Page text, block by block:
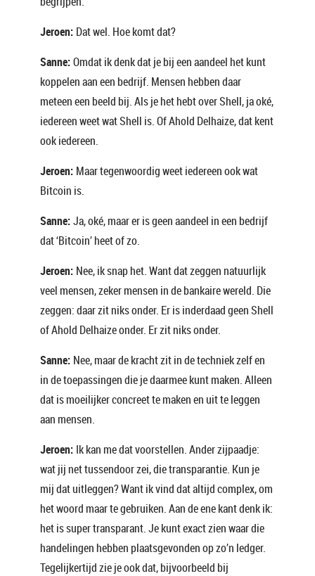
Jeroen: Dat wel. Hoe komt dat?
Sanne:Omdat ik denk dat je bij een aandeel het kunt
koppelen aan een bedrijf. Mensen hebben daar
meteen een beeld bij. Als je het hebt over Shell, ja oké,
iedereen weet wat Shell is. Of Ahold Delhaize, dat kent
ook iedereen.
Jeroen: Maar tegenwoordig weet iedereen ook wat
Bitcoin is.
Sanne:Ja, oké, maar er is geen aandeel in een bedrijf
dat ‘Bitcoin’ heet of zo.
Jeroen: Nee, ik snap het. Want dat zeggen natuurlijk
veel mensen, zeker mensen in de bankaire wereld. Die
zeggen: daar zit niks onder. Er is inderdaad geen Shell
of Ahold Delhaize onder. Er zit niks onder.
Sanne: Nee, maar de kracht zit in de techniek zelf en
in de toepassingen die je daarmee kunt maken. Alleen
dat is moeilijker concreet te maken en uit te leggen
aan mensen.
Jeroen: Ik kan me dat voorstellen. Ander zijpaadje:
wat jij net tussendoor zei, die transparantie. Kun je
mij dat uitleggen? Want ik vind dat altijd complex, om
het woord maar te gebruiken. Aan de ene kant denk ik:
het is super transparant. Je kunt exact zien waar die
handelingen hebben plaatsgevonden op zo’n ledger.
Tegelijkertijd zie je ook dat, bijvoorbeeld bij